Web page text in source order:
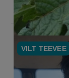
VILT TEEVEE